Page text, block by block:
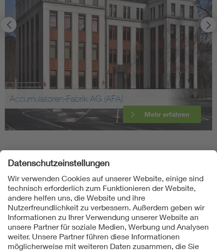
Accumulatoren-Fabrik AG (AFA)
Mehr erfahren
Folgen Sie uns